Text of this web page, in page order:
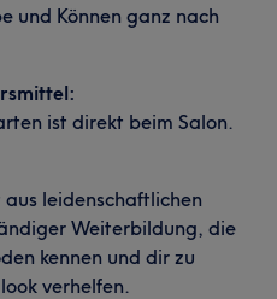
und Können ganz nach
ist direkt beim Salon.
leidenschaftlichen
Weiterbildung, die
kennen und dir zu
verhelfen.